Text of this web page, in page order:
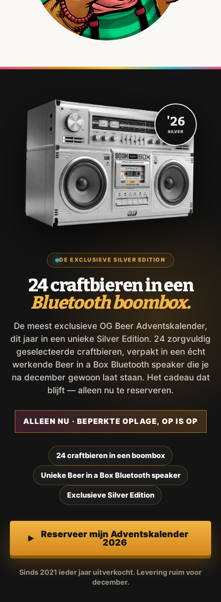
DE EXCLUSIEVE SILVER EDITION
24 craftbieren in een
Bluetooth boombox.
De meest exclusieve OG Beer Adventskalender,
dit jaar in een unieke Silver Edition. 24 zorgvuldig
geselecteerde craftbieren, verpakt in een écht
werkende Beer in a Box Bluetooth speaker die je
na december gewoon laat staan. Het cadeau dat
blijft — alleen nu te reserveren.
ALLEEN NU · BEPERKTE OPLAGE, OP IS OP
24 craftbieren in een boombox
Unieke Beer in a Box Bluetooth speaker
Exclusieve Silver Edition
Reserveer mijn Adventskalender
2026
Sinds 2021 ieder jaar uitverkocht. Levering ruim voor
december.
'26
SILVER